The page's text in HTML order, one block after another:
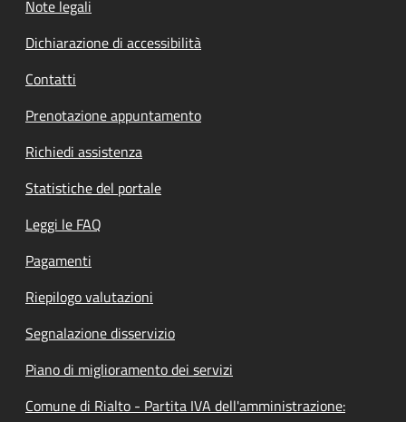
Note legali
Dichiarazione di accessibilità
Contatti
Prenotazione appuntamento
Richiedi assistenza
Statistiche del portale
Leggi le FAQ
Pagamenti
Riepilogo valutazioni
Segnalazione disservizio
Piano di miglioramento dei servizi
Comune di Rialto - Partita IVA dell'amministrazione: